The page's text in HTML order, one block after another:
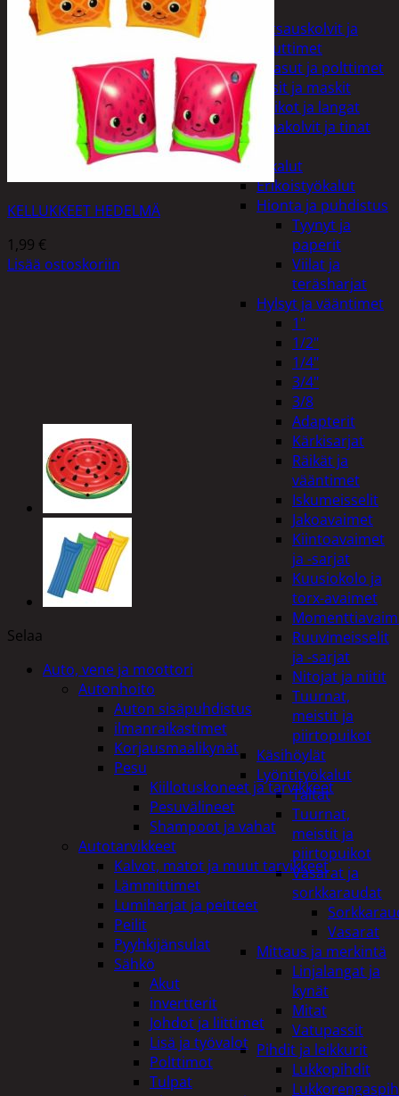
Hitsauskolvit ja
suuttimet
Kaasut ja polttimet
Lasit ja maskit
Puikot ja langat
Tinakolvit ja tinat
Imurit
Käsityökalut
Erikoistyökalut
Hionta ja puhdistus
Tyynyt ja
paperit
Viilat ja
teräsharjat
Hylsyt ja vääntimet
1"
1/2"
1/4"
3/4"
3/8
Adapterit
Kärkisarjat
Räikät ja
vääntimet
Iskumeisselit
Jakoavaimet
Kiintoavaimet
ja -sarjat
Kuusiokolo ja
torx-avaimet
Ruuvimeisselit
ja -sarjat
Nitojat ja niitit
Tuurnat,
meistit ja
piirtopuikot
Käsihöylät
Lyöntityökalut
Taltat
Tuurnat,
meistit ja
piirtopuikot
Vasarat ja
sorkkaraudat
Vasarat
Mittaus ja merkintä
Linjalangat ja
kynät
Mitat
Vatupassit
Pihdit ja leikkurit
Lukkopihdit
KELLUKKEET HEDELMÄ
1,99 €
Lisää ostoskoriin
Selaa
Auto, vene ja moottori
Autonhoito
Auton sisäpuhdistus
ilmanraikastimet
Korjausmaalikynät
Pesu
Kiillotuskoneet ja tarvikkeet
Pesuvälineet
Shampoot ja vahat
Autotarvikkeet
Kalvot, matot ja muut tarvikkeet
Lämmittimet
Lumiharjat ja peitteet
Peilit
Pyyhkijänsulat
Sähkö
Akut
invertterit
Johdot ja liittimet
Lisä ja työvalot
Polttimot
Tulpat